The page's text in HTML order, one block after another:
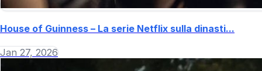
House of Guinness – La serie Netflix sulla dinasti...
Jan 27, 2026